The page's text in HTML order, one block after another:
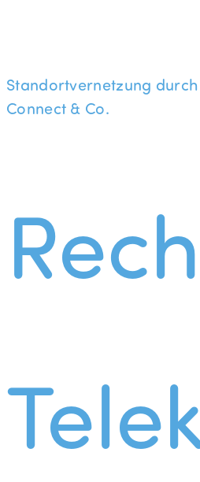
Standortvernetzung
Connect & Co.